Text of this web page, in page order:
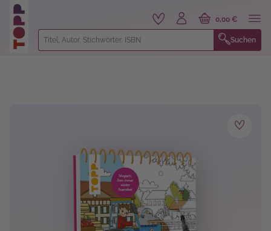
springen
Suchen
0,00 €